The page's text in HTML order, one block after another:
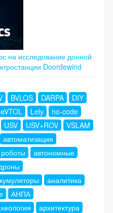
на исследование донной
Doordewind
BVLOS DARPA
DIY
eVTOL Lely
no-code
USV USV+ROV
VSLAM
автоматизация
автономные
аналитика
АНПА
архитектура